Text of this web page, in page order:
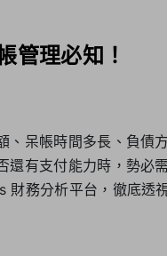
管理必知！
、呆帳時間多長、負債
還有支付能力時，勢必
務分析平台，徹底透